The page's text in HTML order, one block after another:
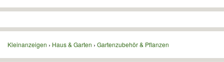
Kleinanzeigen Haus & Garten Gartenzubehör & Pflanzen